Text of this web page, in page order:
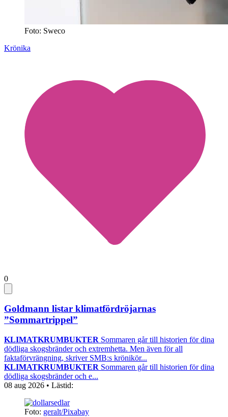
Foto: Sweco
Krönika
0
Goldmann listar klimatfördröjarnas
”Sommartrippel”
KLIMATKRUMBUKTER Sommaren går till historien för dina
dödliga skogsbränder och extremhetta. Men även för all
faktaförvrängning, skriver SMB:s krönikör...
KLIMATKRUMBUKTER Sommaren går till historien för dina
dödliga skogsbränder och e...
08 aug 2026 • Lästid:
Foto: geralt/Pixabay